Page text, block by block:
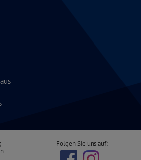
Folgen Sie uns auf: